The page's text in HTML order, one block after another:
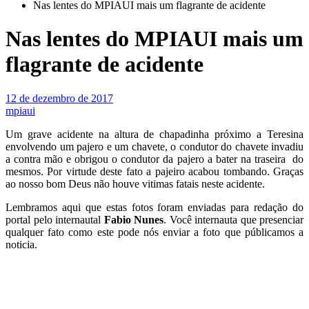
Nas lentes do MPIAUI mais um flagrante de acidente
Nas lentes do MPIAUI mais um
flagrante de acidente
12 de dezembro de 2017
mpiaui
Um grave acidente na altura de chapadinha próximo a Teresina
envolvendo um pajero e um chavete, o condutor do chavete invadiu
a contra mão e obrigou o condutor da pajero a bater na traseira do
mesmos. Por virtude deste fato a pajeiro acabou tombando. Graças
ao nosso bom Deus não houve vitimas fatais neste acidente.
Lembramos aqui que estas fotos foram enviadas para redação do
portal pelo internautal Fabio Nunes. Você internauta que presenciar
qualquer fato como este pode nós enviar a foto que públicamos a
noticia.